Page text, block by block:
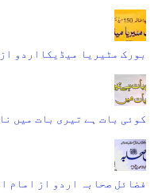
بورک مٹیریا میڈیکااردو
کوئی بات ہے تیری بات میں
فضائل صحابہ اردو از امام